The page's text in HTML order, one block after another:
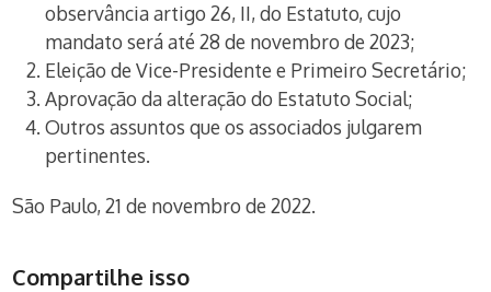
observância artigo 26, II, do Estatuto, cujo
mandato será até 28 de novembro de 2023;
Eleição de Vice-Presidente e Primeiro Secretário;
Aprovação da alteração do Estatuto Social;
Outros assuntos que os associados julgarem
pertinentes.
São Paulo, 21 de novembro de 2022.
Compartilhe isso